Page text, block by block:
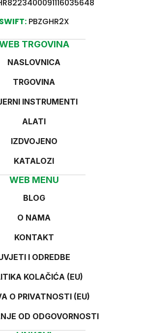
SWIFT:PBZGHR2X
TRGOVINA
NASLOVNICA
TRGOVINA
INSTRUMENTI
ALATI
IZDVOJENO
KATALOZI
WEB MENU
BLOG
O NAMA
KONTAKT
I ODREDBE
KOLAČIĆA (EU)
O PRIVATNOSTI (EU)
OD ODGOVORNOSTI